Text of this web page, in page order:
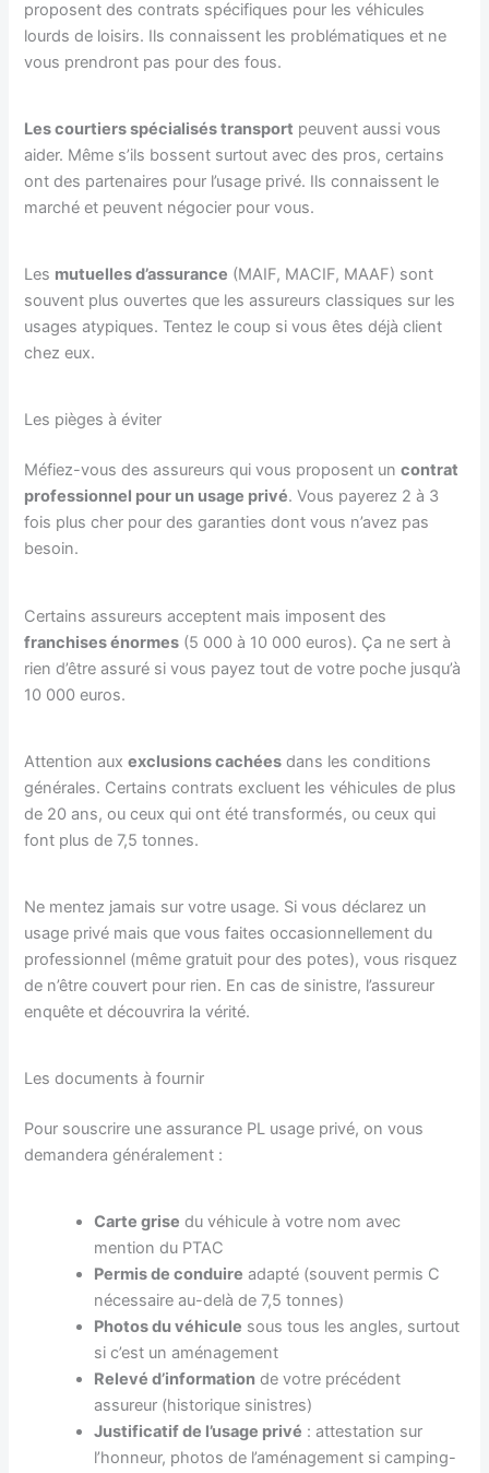
proposent des contrats spécifiques pour les véhicules
lourds de loisirs. Ils connaissent les problématiques et ne
vous prendront pas pour des fous.
Les courtiers spécialisés transport peuvent aussi vous
aider. Même s’ils bossent surtout avec des pros, certains
ont des partenaires pour l’usage privé. Ils connaissent le
marché et peuvent négocier pour vous.
Les mutuelles d’assurance (MAIF, MACIF, MAAF) sont
souvent plus ouvertes que les assureurs classiques sur les
usages atypiques. Tentez le coup si vous êtes déjà client
chez eux.
Les pièges à éviter
Méfiez-vous des assureurs qui vous proposent uncontrat
professionnel pour un usage privé. Vous payerez 2 à 3
fois plus cher pour des garanties dont vous n’avez pas
besoin.
Certains assureurs acceptent mais imposent des
franchises énormes (5 000 à 10 000 euros). Ça ne sert à
rien d’être assuré si vous payez tout de votre poche jusqu’à
10 000 euros.
Attention auxexclusions cachées dans les conditions
générales. Certains contrats excluent les véhicules de plus
de 20 ans, ou ceux qui ont été transformés, ou ceux qui
font plus de 7,5 tonnes.
Ne mentez jamais sur votre usage. Si vous déclarez un
usage privé mais que vous faites occasionnellement du
professionnel (même gratuit pour des potes), vous risquez
de n’être couvert pour rien. En cas de sinistre, l’assureur
enquête et découvrira la vérité.
Les documents à fournir
Pour souscrire une assurance PL usage privé, on vous
demandera généralement :
Carte grise du véhicule à votre nom avec
mention du PTAC
Permis de conduire adapté (souvent permis C
nécessaire au-delà de 7,5 tonnes)
Photos du véhicule sous tous les angles, surtout
si c’est un aménagement
Relevé d’information de votre précédent
assureur (historique sinistres)
Justificatif de l’usage privé : attestation sur
l’honneur, photos de l’aménagement si camping-